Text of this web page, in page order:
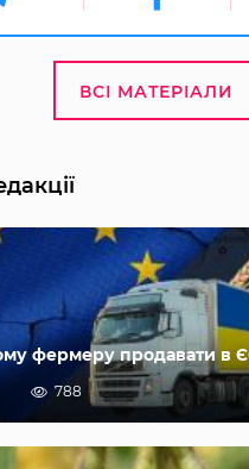
ВСІ МАТЕРІАЛИ
фермеру продавати в
788